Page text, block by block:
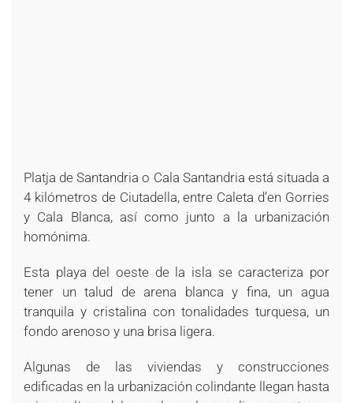
Platja de Santandria o Cala Santandria está situada a
4 kilómetros de Ciutadella, entre Caleta d’en Gorries
y Cala Blanca, así como junto a la urbanización
homónima.
Esta playa del oeste de la isla se caracteriza por
tener un talud de arena blanca y fina, un agua
tranquila y cristalina con tonalidades turquesa, un
fondo arenoso y una brisa ligera.
Algunas de las viviendas y construcciones
edificadas en la urbanización colindante llegan hasta